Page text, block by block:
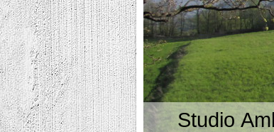
Studio